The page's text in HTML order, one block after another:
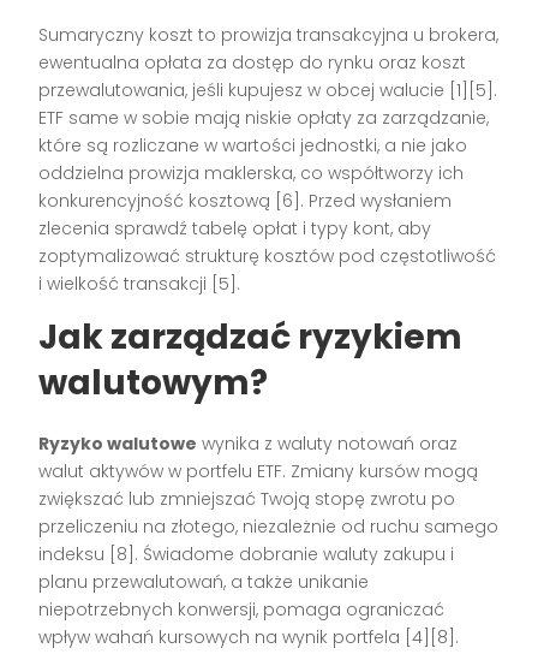
Sumaryczny koszt to prowizja transakcyjna u brokera,
ewentualna opłata za dostęp do rynku oraz koszt
przewalutowania, jeśli kupujesz w obcej walucie [1][5].
ETF same w sobie mają niskie opłaty za zarządzanie,
które są rozliczane w wartości jednostki, a nie jako
oddzielna prowizja maklerska, co współtworzy ich
konkurencyjność kosztową [6]. Przed wysłaniem
zlecenia sprawdź tabelę opłat i typy kont, aby
zoptymalizować strukturę kosztów pod częstotliwość
i wielkość transakcji [5].
Jak zarządzać ryzykiem
walutowym?
Ryzyko walutowe wynika z waluty notowań oraz
walut aktywów w portfelu ETF. Zmiany kursów mogą
zwiększać lub zmniejszać Twoją stopę zwrotu po
przeliczeniu na złotego, niezależnie od ruchu samego
indeksu [8]. Świadome dobranie waluty zakupu i
planu przewalutowań, a także unikanie
niepotrzebnych konwersji, pomaga ograniczać
wpływ wahań kursowych na wynik portfela [4][8].